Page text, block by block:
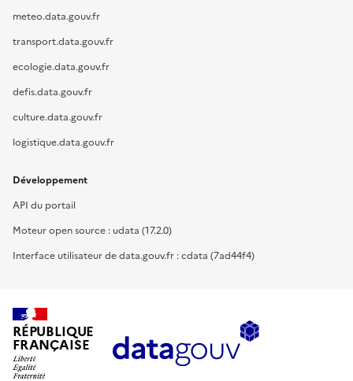
meteo.data.gouv.fr
transport.data.gouv.fr
ecologie.data.gouv.fr
defis.data.gouv.fr
culture.data.gouv.fr
logistique.data.gouv.fr
Développement
API du portail
Moteur open source : udata (17.2.0)
Interface utilisateur de data.gouv.fr : cdata (7ad44f4)
RÉPUBLIQUE
FRANÇAISE